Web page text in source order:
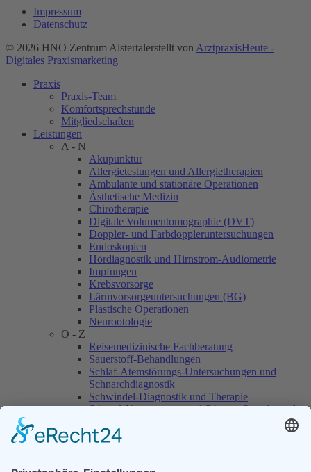
Impressum
Datenschutz
© 2026 HNO Zentrum Alstertalerstellt von ArztpraxisHeute -
Digitales Praxismarketing
Praxis
Praxis-Team
Komfortsprechstunde
Mitgliedschaften
Leistungen
A - N
Akupunktur
Allergietestungen und Allergietherapien
Ambulante und stationäre Operationen
Ästhetische Medizin
Chirotherapie
Digitale Volumentomographie (DVT)
Doppler- und Farbdoppleruntersuchungen
Endoskopien
Hördiagnostik und Hirnstrom-Audiometrie
Impfungen
Krebsvorsorge
Lärmvorsorgeuntersuchungen (BG)
Plastische Operationen
Neurootologie
O - Z
Reisemedizinische Fachberatung
Sauerstoff-Behandlungen
Schlaf-Atemstörungs-Untersuchungen und
Schnarchdiagnostik
Schwindel-Diagnostik und Therapie
Stimmfeldmessungen und Stimm-, Sprech- und
Tauchtauglichkeits-Untersuchungen
Tinnitus-Behandlung und Diagnostik